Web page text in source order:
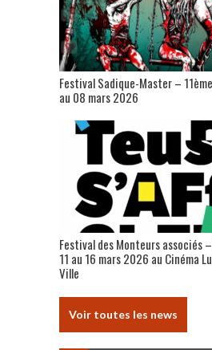
Festival Sadique-Master –
au 08 mars 2026
Festival des Monteurs associés
11 au 16 mars 2026 au Cinéma
Ville
Voir toutes les news